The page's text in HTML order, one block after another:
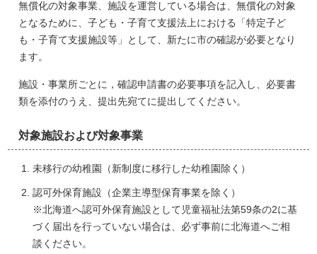
無償化の対象事業、施設を運営している場合は、無償化の対象
となるために、子ども・子育て支援法上における「特定子ど
も・子育て支援施設等」として、新たに市の確認が必要となり
ます。
施設・事業所ごとに，確認申請書の必要事項を記入し、必要書
類を添付のうえ、提出先宛てに提出してください。
対象施設および対象事業
未移行の幼稚園（新制度に移行した幼稚園除く）
認可外保育施設（企業主導型保育事業を除く）
※北海道へ認可外保育施設として児童福祉法第59条の2に基
づく届出を行っていない場合は、必ず事前に北海道へご相
談ください。